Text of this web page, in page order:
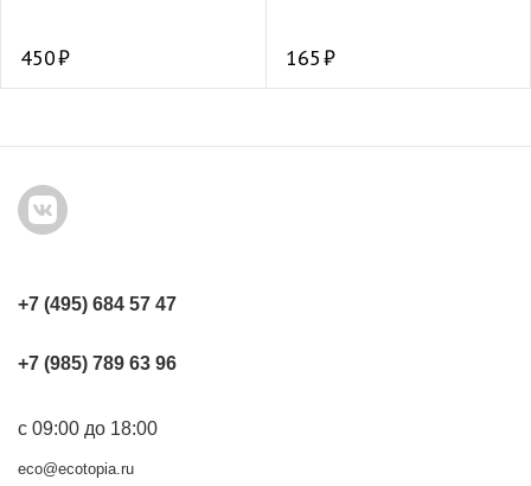
450 165
+7 (495) 684 57 47
+7 (985) 789 63 96
с 09:00 до 18:00
eco@ecotopia.ru